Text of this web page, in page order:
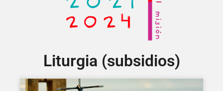
Liturgia (subsidios)